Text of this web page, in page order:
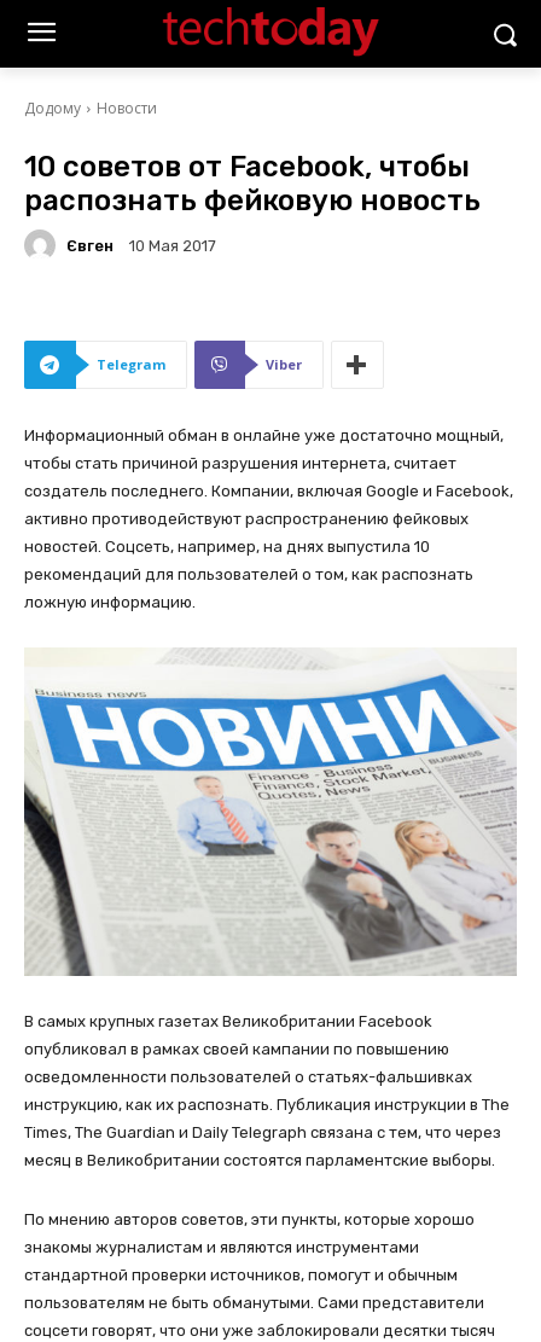
Додому Новости
10 советов от Facebook, чтобы
распознать фейковую новость
Євген 10 Мая 2017
Telegram Viber
Информационный обман в онлайне уже достаточно мощный,
чтобы стать причиной разрушения интернета, считает
создатель последнего. Компании, включая Google и Facebook,
активно противодействуют распространению фейковых
новостей. Соцсеть, например, на днях выпустила 10
рекомендаций для пользователей о том, как распознать
ложную информацию.
В самых крупных газетах Великобритании Facebook
опубликовал в рамках своей кампании по повышению
осведомленности пользователей о статьях-фальшивках
инструкцию, как их распознать. Публикация инструкции в The
Times, The Guardian и Daily Telegraph связана с тем, что через
месяц в Великобритании состоятся парламентские выборы.
По мнению авторов советов, эти пункты, которые хорошо
знакомы журналистам и являются инструментами
стандартной проверки источников, помогут и обычным
пользователям не быть обманутыми. Сами представители
соцсети говорят, что они уже заблокировали десятки тысяч